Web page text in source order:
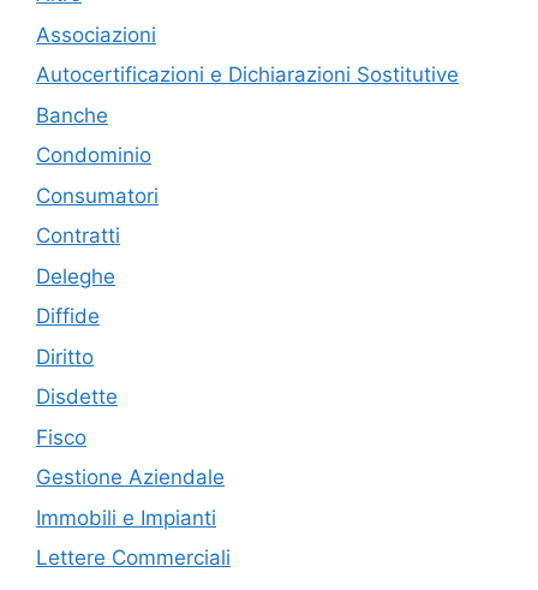
Associazioni
Autocertificazioni e Dichiarazioni Sostitutive
Banche
Condominio
Consumatori
Contratti
Deleghe
Diffide
Diritto
Disdette
Fisco
Gestione Aziendale
Immobili e Impianti
Lettere Commerciali